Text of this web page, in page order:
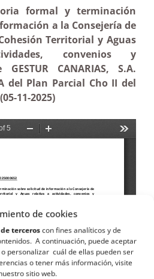
de cookies
terceroscon fines analíticos y de
A continuación, puede aceptar
personalizar cuál de ellas pueden ser
o tener más información, visite
sitio web.
formal y terminación
a la Consejería de
Territorial y Aguas
convenios y
CANARIAS, S.A.
del Plan Parcial Cho II del
11-2025)